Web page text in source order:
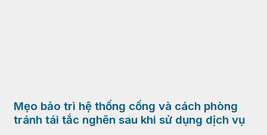
Mẹo bảo trì hệ thống cống và cách phòng
tránh tái tắc nghẽn sau khi sử dụng dịch vụ